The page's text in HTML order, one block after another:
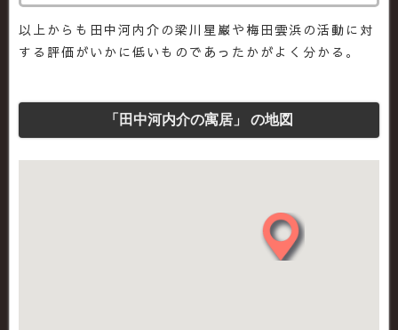
以上からも田中河内介の梁川星巌や梅田雲浜の活動に対
する評価がいかに低いものであったかがよく分かる。
「田中河内介の寓居」 の地図